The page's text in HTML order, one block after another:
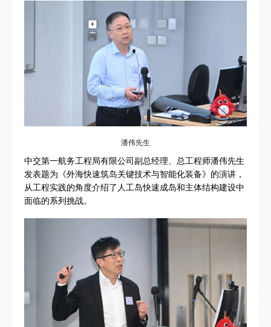
潘伟先生
中交第一航务工程局有限公司副总经理、总工程师潘伟先生
发表题为《外海快速筑岛关键技术与智能化装备》的演讲，
从工程实践的角度介绍了人工岛快速成岛和主体结构建设中
面临的系列挑战。